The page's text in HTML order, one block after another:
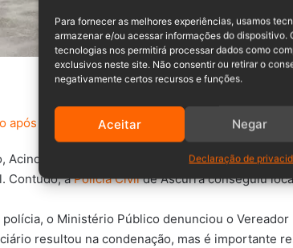
Para fornecer as melhores experiências, usamos
armazenar e/ou acessar informações do dispositivo.
tecnologias nos permitirá processar dados como
exclusivos neste site. Não consentir ou retirar o
negativamente certos recursos e funções.
Aceitar Negar
Declaração de
queda de 4 metros em Ascurra
Mafra e seus amigos teriam escondido o
Contudo, aPolícia Civilde Ascurra conseguiu
o Ministério Público denunciou o Vereador
resultou na condenação, mas é importante